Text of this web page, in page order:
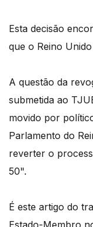
Esta decisão
que o Reino
A questão da
submetida ao
movido por
Parlamento do
reverter o
50".
É este artigo do